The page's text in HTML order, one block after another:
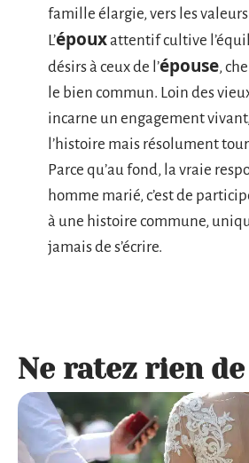
famille élargie, vers les
L’épouxattentif cultive
désirs à ceux de l’épouse,
le bien commun. Loin des
incarne un engagement
l’histoire mais résolument
Parce qu’au fond, la vraie
homme marié, c’est de
à une histoire commune,
jamais de s’écrire.
Ne ratez rien